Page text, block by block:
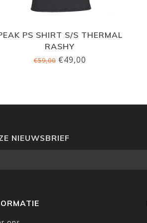
PS SHIRT S/S THERMAL
RASHY
€59,00€49,00
NIEUWSBRIEF